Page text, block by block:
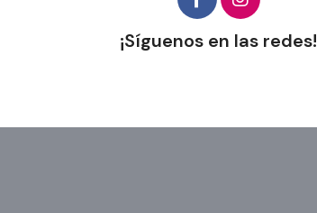
¡Síguenos en las redes!